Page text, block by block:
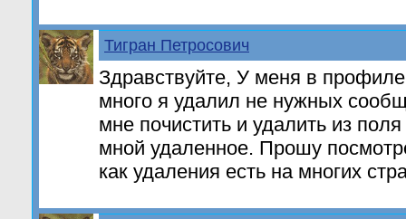
Тигран Петросович
Здравствуйте, У меня в
много я удалил не нужных
мне почистить и удалить из
мной удаленное. Прошу
как удаления есть на многих